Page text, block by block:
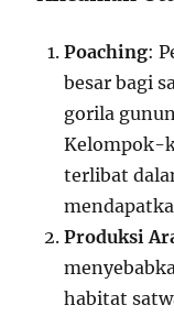
Poaching:
besar bagi
gorila
Kelompok-
terlibat
Produksi
habitat